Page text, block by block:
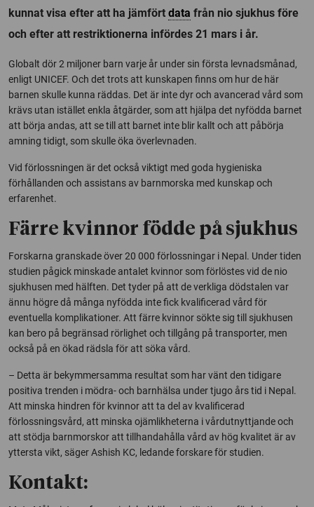
kunnat visa efter att ha jämfört data från nio sjukhus före
och efter att restriktionerna infördes 21 mars i år.
Globalt dör 2 miljoner barn varje år under sin första levnadsmånad,
enligt UNICEF. Och det trots att kunskapen finns om hur de här
barnen skulle kunna räddas. Det är inte dyr och avancerad vård som
krävs utan istället enkla åtgärder, som att hjälpa det nyfödda barnet
att börja andas, att se till att barnet inte blir kallt och att påbörja
amning tidigt, som skulle öka överlevnaden.
Vid förlossningen är det också viktigt med goda hygieniska
förhållanden och assistans av barnmorska med kunskap och
erfarenhet.
Färre kvinnor födde på sjukhus
Forskarna granskade över 20 000 förlossningar i Nepal. Under tiden
studien pågick minskade antalet kvinnor som förlöstes vid de nio
sjukhusen med hälften. Det tyder på att de verkliga dödstalen var
ännu högre då många nyfödda inte fick kvalificerad vård för
eventuella komplikationer. Att färre kvinnor sökte sig till sjukhusen
kan bero på begränsad rörlighet och tillgång på transporter, men
också på en ökad rädsla för att söka vård.
– Detta är bekymmersamma resultat som har vänt den tidigare
positiva trenden i mödra- och barnhälsa under tjugo års tid i Nepal.
Att minska hindren för kvinnor att ta del av kvalificerad
förlossningsvård, att minska ojämlikheterna i vårdutnyttjande och
att stödja barnmorskor att tillhandahålla vård av hög kvalitet är av
yttersta vikt, säger Ashish KC, ledande forskare för studien.
Kontakt: